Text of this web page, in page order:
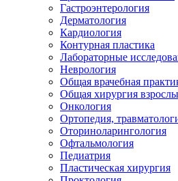
Гастроэнтерология
Дерматология
Кардиология
Контурная пластика
Лабораторные
Неврология
Общая врачебная
Общая хирургия
Онкология
Ортопедия,
Оториноларингология
Офтальмология
Педиатрия
Пластическая хирургия